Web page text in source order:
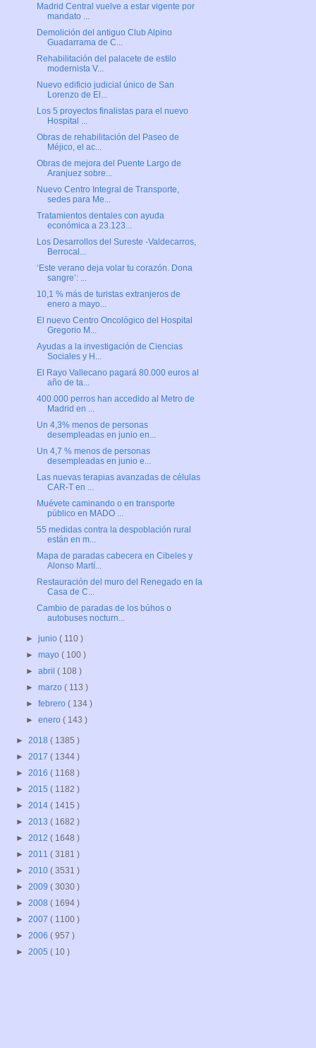
Madrid Central vuelve a estar vigente por
mandato ...
Demolición del antiguo Club Alpino
Guadarrama de C...
Rehabilitación del palacete de estilo
modernista V...
Nuevo edificio judicial único de San
Lorenzo de El...
Los 5 proyectos finalistas para el nuevo
Hospital ...
Obras de rehabilitación del Paseo de
Méjico, el ac...
Obras de mejora del Puente Largo de
Aranjuez sobre...
Nuevo Centro Integral de Transporte,
sedes para Me...
Tratamientos dentales con ayuda
económica a 23.123...
Los Desarrollos del Sureste -Valdecarros,
Berrocal...
‘Este verano deja volar tu corazón. Dona
sangre’: ...
10,1 % más de turistas extranjeros de
enero a mayo...
El nuevo Centro Oncológico del Hospital
Gregorio M...
Ayudas a la investigación de Ciencias
Sociales y H...
El Rayo Vallecano pagará 80.000 euros al
año de ta...
400.000 perros han accedido al Metro de
Madrid en ...
Un 4,3% menos de personas
desempleadas en junio en...
Un 4,7 % menos de personas
desempleadas en junio e...
Las nuevas terapias avanzadas de células
CAR-T en ...
Muévete caminando o en transporte
público en MADO ...
55 medidas contra la despoblación rural
están en m...
Mapa de paradas cabecera en Cibeles y
Alonso Martí...
Restauración del muro del Renegado en la
Casa de C...
Cambio de paradas de los búhos o
autobuses nocturn...
►junio( 110 )
►mayo( 100 )
►abril( 108 )
►marzo( 113 )
►febrero( 134 )
►enero( 143 )
► 2018 ( 1385 )
► 2017 ( 1344 )
► 2016 ( 1168 )
► 2015 ( 1182 )
► 2014 ( 1415 )
► 2013 ( 1682 )
► 2012 ( 1648 )
► 2011 ( 3181 )
► 2010 ( 3531 )
► 2009 ( 3030 )
► 2008 ( 1694 )
► 2007 ( 1100 )
► 2006 ( 957 )
► 2005 ( 10 )